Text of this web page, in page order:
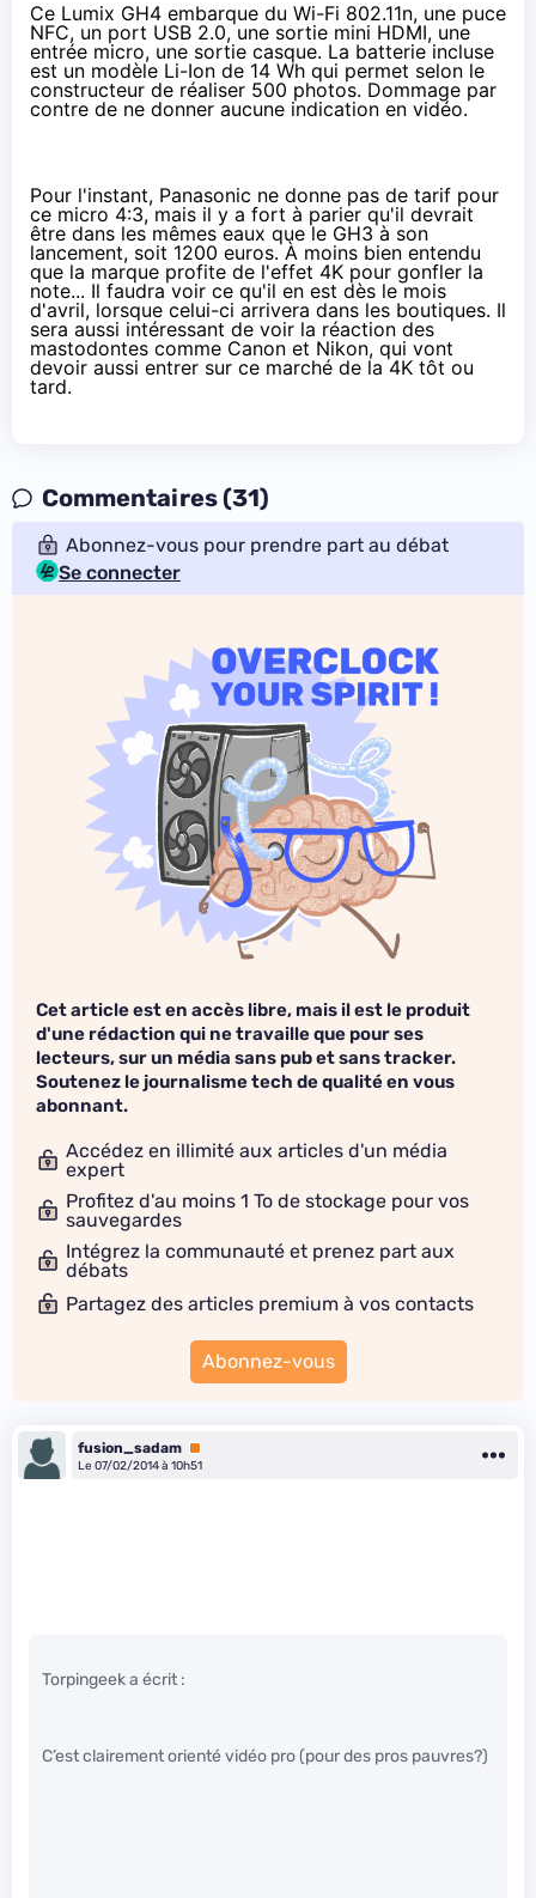
Ce Lumix GH4 embarque du Wi-Fi 802.11n, une puce
NFC, un port USB 2.0, une sortie mini HDMI, une
entrée micro, une sortie casque. La batterie incluse
est un modèle Li-Ion de 14 Wh qui permet selon le
constructeur de réaliser 500 photos. Dommage par
contre de ne donner aucune indication en vidéo.
Pour l'instant, Panasonic ne donne pas de tarif pour
ce micro 4:3, mais il y a fort à parier qu'il devrait
être dans les mêmes eaux que le GH3 à son
lancement, soit 1200 euros. À moins bien entendu
que la marque profite de l'effet 4K pour gonfler la
note... Il faudra voir ce qu'il en est dès le mois
d'avril, lorsque celui-ci arrivera dans les boutiques. Il
sera aussi intéressant de voir la réaction des
mastodontes comme Canon et Nikon, qui vont
devoir aussi entrer sur ce marché de la 4K tôt ou
tard.
Commentaires (31)
Abonnez-vous pour prendre part au débat
Se connecter
Cet article est en accès libre, mais il est le produit
d'une rédaction qui ne travaille que pour ses
lecteurs, sur un média sans pub et sans tracker.
Soutenez le journalisme tech de qualité en vous
abonnant.
Accédez en illimité aux articles d'un média
expert
Profitez d'au moins 1 To de stockage pour vos
sauvegardes
Intégrez la communauté et prenez part aux
débats
Partagez des articles premium à vos contacts
Abonnez-vous
fusion_sadam Premium
Le 07/02/2014 à 10h51
Torpingeek a écrit :
C’est clairement orienté vidéo pro (pour des pros pauvres?)